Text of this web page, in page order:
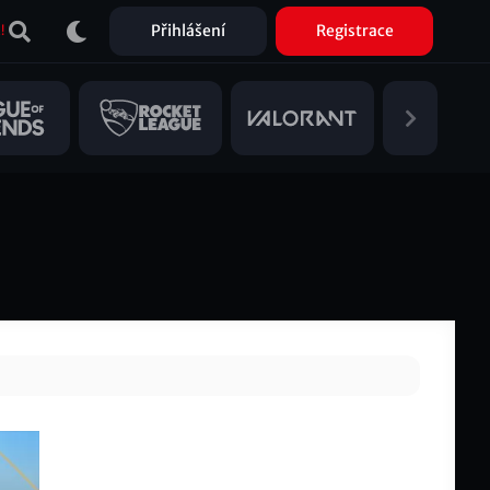
Přihlášení Registrace